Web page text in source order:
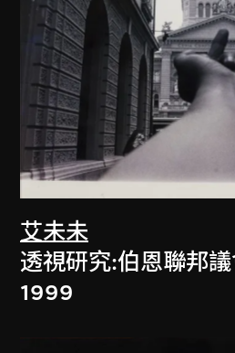
艾未未
透視研究:伯恩聯邦
1999